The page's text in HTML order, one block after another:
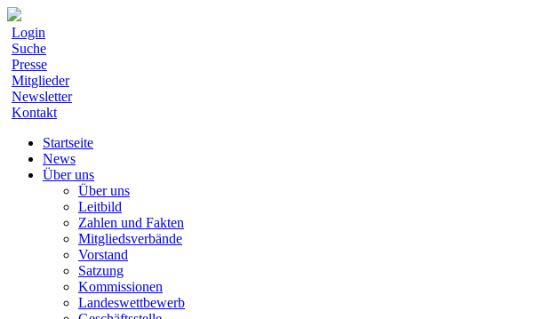
Login
Suche
Presse
Mitglieder
Newsletter
Kontakt
Startseite
News
Über uns
Über uns
Leitbild
Zahlen und Fakten
Mitgliedsverbände
Vorstand
Satzung
Kommissionen
Landeswettbewerb